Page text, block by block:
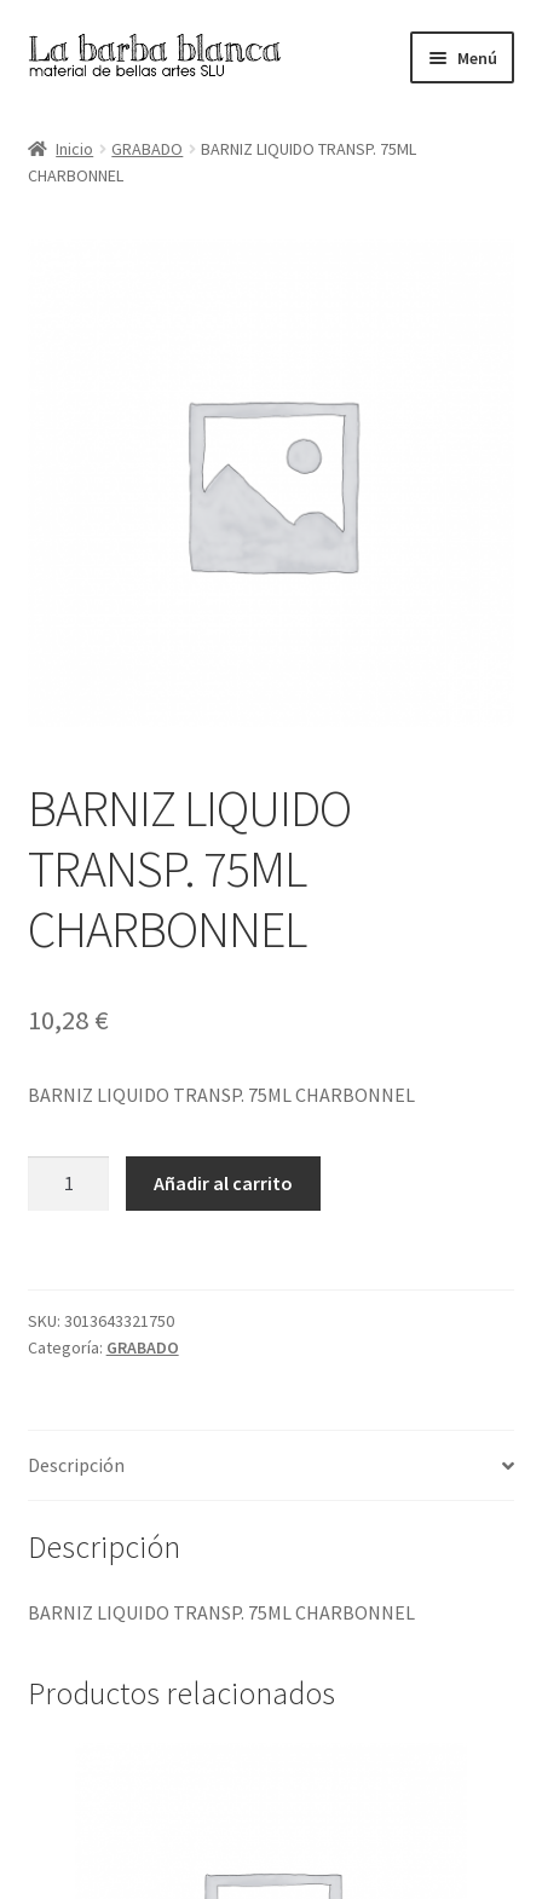
Ir
a
navegación
Ir
al
Menú
Carrito
Inicio GRABADO
BARNIZ LIQUIDO TRANSP. 75ML
CHARBONNEL
BARNIZ LIQUIDO
TRANSP. 75ML
CHARBONNEL
10,28 €
BARNIZ LIQUIDO TRANSP. 75ML CHARBONNEL
cantidad
Añadir al carrito
SKU: 3013643321750
Categoría: GRABADO
Descripción
Descripción
BARNIZ LIQUIDO TRANSP. 75ML CHARBONNEL
Productos relacionados